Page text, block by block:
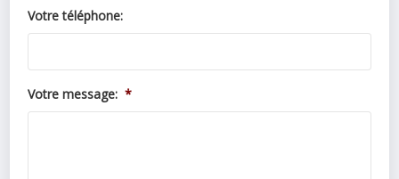
Votre téléphone:
Votre message: *